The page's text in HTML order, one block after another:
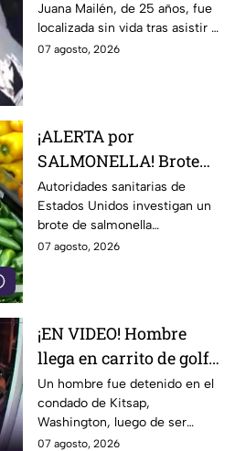
acudió a entrevista de
trabajo falsa
Juana Mailén, de 25 años, fue
localizada sin vida tras asistir a
una supuesta oferta laboral en
07 agosto, 2026
¡ALERTA por
SALMONELLA! Brote
ligado a CHILES
jalapeños ya afecta a 27
estados
Autoridades sanitarias de
Estados Unidos investigan un
brote de salmonella
relacionado con chiles
07 agosto, 2026
¡EN VIDEO! Hombre
llega en carrito de golf
con un perro y termina
DESATANDO inc3ndio
en una casa
Un hombre fue detenido en el
condado de Kitsap,
Washington, luego de ser
señalado como presunto
07 agosto, 2026